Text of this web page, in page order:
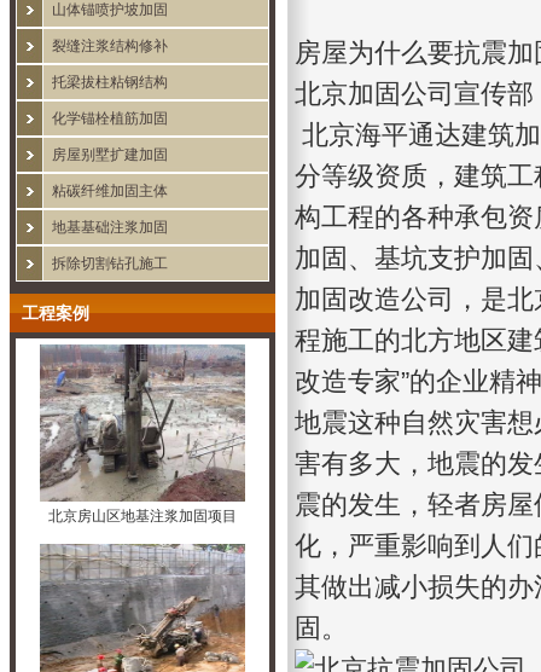
山体锚喷护坡加固
裂缝注浆结构修补
托梁拔柱粘钢结构
化学锚栓植筋加固
房屋别墅扩建加固
粘碳纤维加固主体
地基基础注浆加固
拆除切割钻孔施工
工程案例
北京房山区地基注浆加固项目
房屋为什么要抗震加
北京加固公司 宣传部
北京海平通达建筑
分等级资质，建筑
构工程的各种承包
加固、基坑支护加
加固改造公司，是
程施工的北方地区
改造专家”的企业精
地震这种自然灾害
害有多大，地震的
震的发生，轻者房
化，严重影响到人
其做出减小损失的
固。